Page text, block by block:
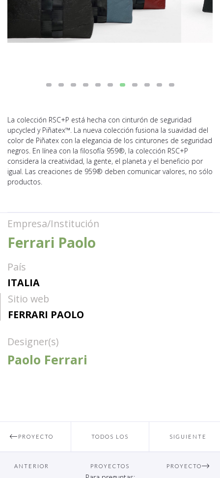
La colección RSC+P está hecha con cinturón de seguridad
upcycled y Piñatex™. La nueva colección fusiona la suavidad del
color de Piñatex con la elegancia de los cinturones de seguridad
negros. En línea con la filosofía 959®, la colección RSC+P
considera la creatividad, la gente, el planeta y el beneficio por
igual. Las creaciones de 959® deben comunicar valores, no sólo
productos.
Empresa/Institución
Ferrari Paolo
País
ITALIA
Sitio web
FERRARI PAOLO
Designer(s)
Paolo Ferrari
PROYECTO
ANTERIOR
TODOS LOS
PROYECTOS
SIGUIENTE
PROYECTO